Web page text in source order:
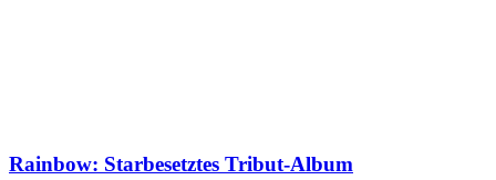
Rainbow: Starbesetztes Tribut-Album